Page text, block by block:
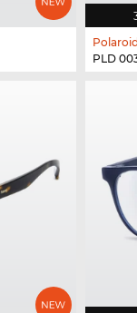
Polaroid
PLD